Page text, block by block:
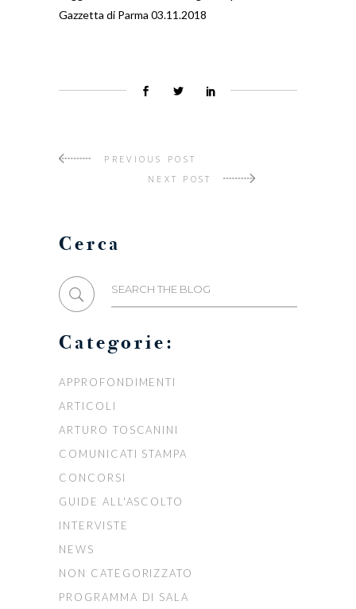
Gazzetta di Parma 03.11.2018
PREVIOUS POST
NEXT POST
Cerca
Search
for:
Categorie:
APPROFONDIMENTI
ARTICOLI
ARTURO TOSCANINI
COMUNICATI STAMPA
CONCORSI
GUIDE ALL'ASCOLTO
INTERVISTE
NEWS
NON CATEGORIZZATO
PROGRAMMA DI SALA